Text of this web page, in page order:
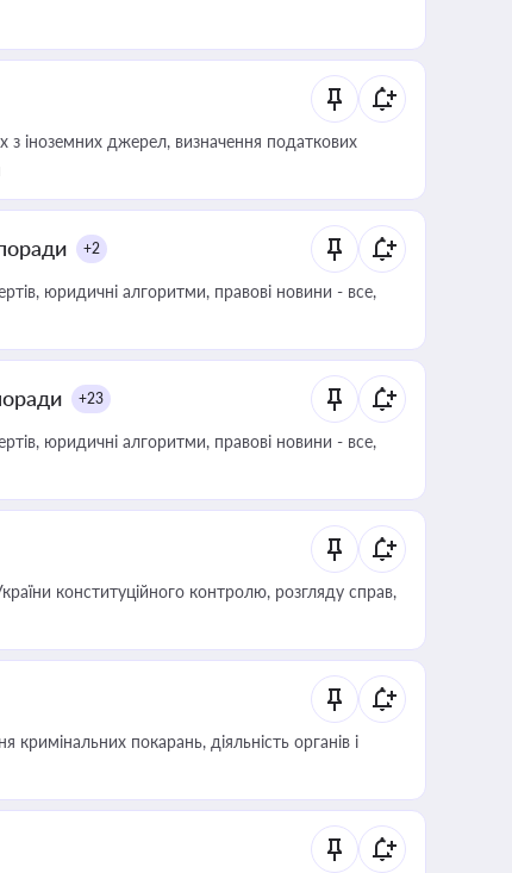
з іноземних джерел, визначення податкових
+2
юридичні алгоритми, правові новини - все,
+23
юридичні алгоритми, правові новини - все,
конституційного контролю, розгляду справ,
покарань, діяльність органів і